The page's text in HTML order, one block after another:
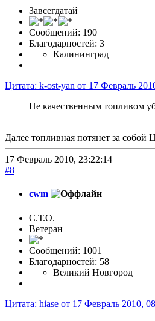
Завсегдатай
Сообщений: 190
Благодарностей: 3
Калининград
Цитата: k-ost-yan от 17 Февраль
Не качественным топливом
Далее топливная потянет за собой
17 Февраль 2010, 23:22:14
#8
cwm
С.Т.О.
Ветеран
Сообщений: 1001
Благодарностей: 58
Великий Новгород
Цитата: hiase от 17 Февраль 2010,